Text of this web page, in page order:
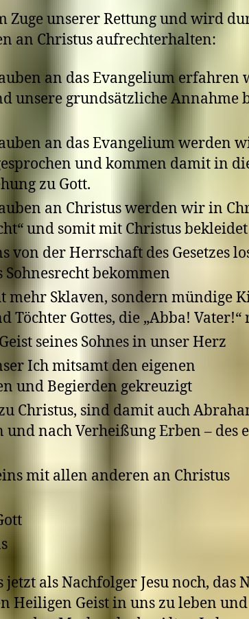
Zuge unserer Rettung und wird
an Christus aufrechterhalten:
an das Evangelium erfahren
unsere grundsätzliche Annahme
an das Evangelium werden
und kommen damit in
zu Gott.
an Christus werden wir in
und somit mit Christus bekleidet
von der Herrschaft des Gesetzes
bekommen
mehr Sklaven, sondern mündige
Töchter Gottes, die „Abba! Vater!“
seines Sohnes in unser Herz
Ich mitsamt den eigenen
und Begierden gekreuzigt
Christus, sind damit auch
und nach Verheißung Erben – des
mit allen anderen an Christus
als Nachfolger Jesu noch, das
Heiligen Geist in uns zu leben